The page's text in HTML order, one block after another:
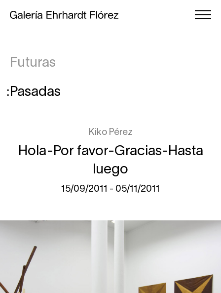
Futuras
Pasadas
Kiko Pérez
Hola-Por favor-Gracias-Hasta
luego
15/09/2011 - 05/11/2011